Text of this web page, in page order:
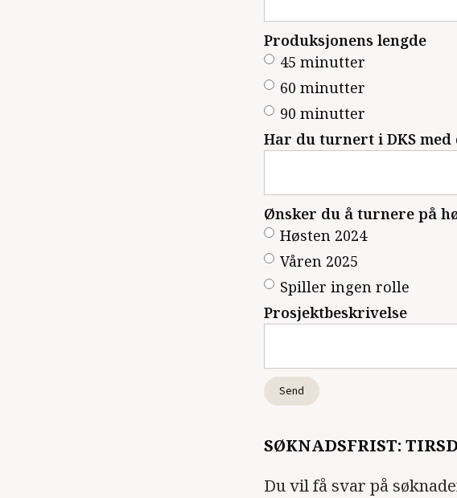
Produksjonens lengde
45 minutter
60 minutter
90 minutter
Har du turnert i DKS
Ønsker du å turnere på
Høsten 2024
Våren 2025
Spiller ingen rolle
Prosjektbeskrivelse
SØKNADSFRIST:
Du vil få svar på